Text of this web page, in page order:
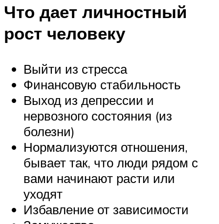
Что дает личностный
рост человеку
Выйти из стресса
Финансовую стабильность
Выход из депрессии и
нервозного состояния (из
болезни)
Нормализуются отношения,
бывает так, что люди рядом с
вами начинают расти или
уходят
Избавление от зависимости